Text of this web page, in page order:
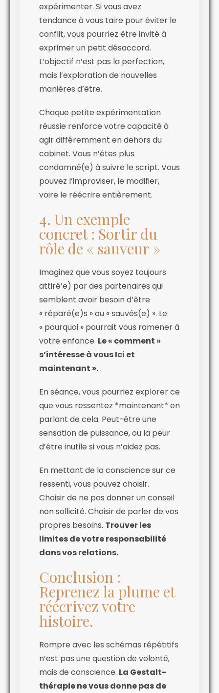
expérimenter. Si vous avez
tendance à vous taire pour éviter le
conflit, vous pourriez être invité à
exprimer un petit désaccord.
L’objectif n’est pas la perfection,
mais l’exploration de nouvelles
manières d’être.
Chaque petite expérimentation
réussie renforce votre capacité à
agir différemment en dehors du
cabinet. Vous n’êtes plus
condamné(e) à suivre le script. Vous
pouvez l’improviser, le modifier,
voire le réécrire entièrement.
4. Un exemple
concret : Sortir du
rôle de « sauveur »
Imaginez que vous soyez toujours
attiré’e) par des partenaires qui
semblent avoir besoin d’être
« réparé(e)s » ou « sauvés(e) ». Le
« pourquoi » pourrait vous ramener à
votre enfance. Le « comment »
s’intéresse à vous Ici et
maintenant ».
En séance, vous pourriez explorer ce
que vous ressentez *maintenant* en
parlant de cela. Peut-être une
sensation de puissance, ou la peur
d’être inutile si vous n’aidez pas.
En mettant de la conscience sur ce
ressenti, vous pouvez choisir.
Choisir de ne pas donner un conseil
non sollicité. Choisir de parler de vos
propres besoins. Trouver les
limites de votre responsabilité
dans vos relations.
Conclusion :
Reprenez la plume et
réécrivez votre
histoire.
Rompre avec les schémas répétitifs
n’est pas une question de volonté,
mais de conscience. La Gestalt-
thérapie ne vous donne pas de